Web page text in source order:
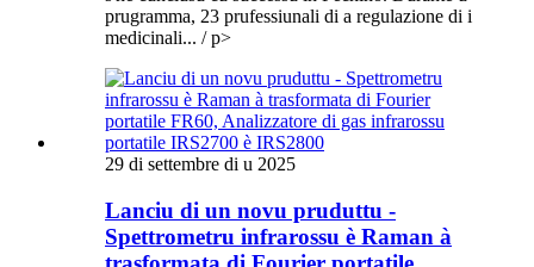
prugramma, 23 prufessiunali di a regulazione di i
medicinali... / p>
29 di settembre di u 2025
Lanciu di un novu pruduttu -
Spettrometru infrarossu è Raman à